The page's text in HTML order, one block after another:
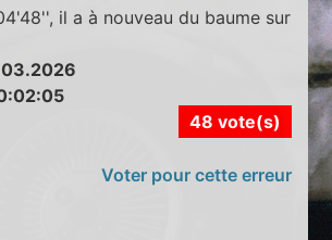
il a à nouveau du baume sur
48 vote(s)
Voter pour cette erreur